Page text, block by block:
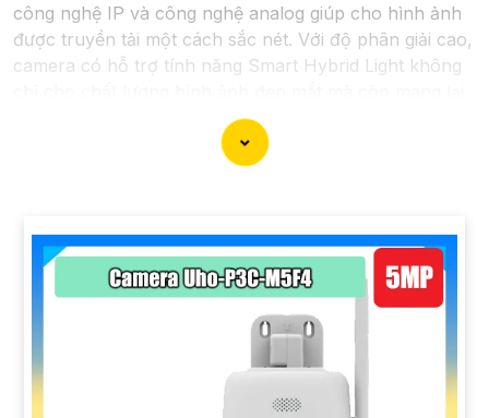
công nghệ IP và công nghệ analog giúp cho hình ảnh
được truyền tải một cách sắc nét. Với độ phân giải cao,
camera có hỗ trợ tính năng Smart Hybrid Light không
sự chính xác trong việc giám sát và theo dõi, với khả
năng hoạt động cả ban ngày và ban đêm, cung cấp sự
bảo vệ toàn diện cho không gian mà bạn muốn giám